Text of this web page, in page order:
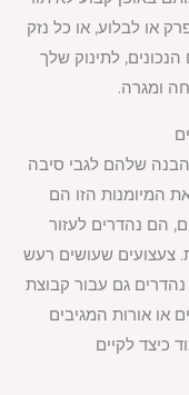
או לבלוע, או כל נזק
לתינוק שלך
ומגרה.
שלהם לגבי סיבה
המיומנות הזו הם
הם נהדרים לעזור
צעצועים שעושים רעש
גם עבור קבוצת
או אורות המגיבים
כיצד לקיים